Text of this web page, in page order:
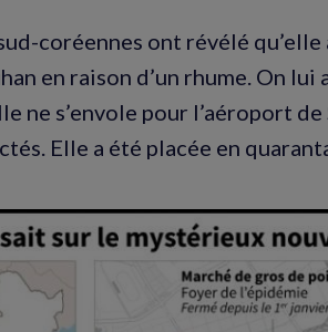
coréennes ont révélé
en raison d’un rhume. On
ne s’envole pour l’aéroport de
Elle a été placée en